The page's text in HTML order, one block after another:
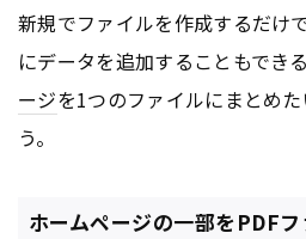
新規でファイルを作成するだけ
にデータを追加することもでき
ージを1つのファイルにまとめ
う。
ホームページの一部をPDF